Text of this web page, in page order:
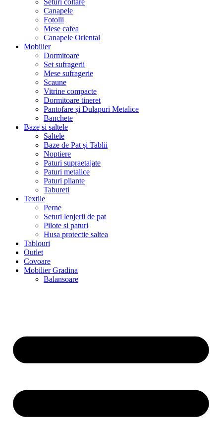
Seturi coltare
Canapele
Fotolii
Mese cafea
Canapele Oriental
Mobilier
Dormitoare
Set sufragerii
Mese sufragerie
Scaune
Vitrine compacte
Dormitoare tineret
Pantofare și Dulapuri Metalice
Banchete
Baze si saltele
Saltele
Baze de Pat și Tablii
Noptiere
Paturi supraetajate
Paturi metalice
Paturi pliante
Tabureti
Textile
Perne
Seturi lenjerii de pat
Pilote si paturi
Husa protectie saltea
Tablouri
Outlet
Covoare
Mobilier Gradina
Balansoare